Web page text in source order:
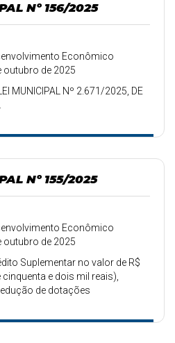
Nº 156/2025
Econômico
outubro de 2025
MUNICIPAL Nº 2.671/2025, DE
Nº 155/2025
Econômico
outubro de 2025
Suplementar no valor de R$
e dois mil reais),
de dotações